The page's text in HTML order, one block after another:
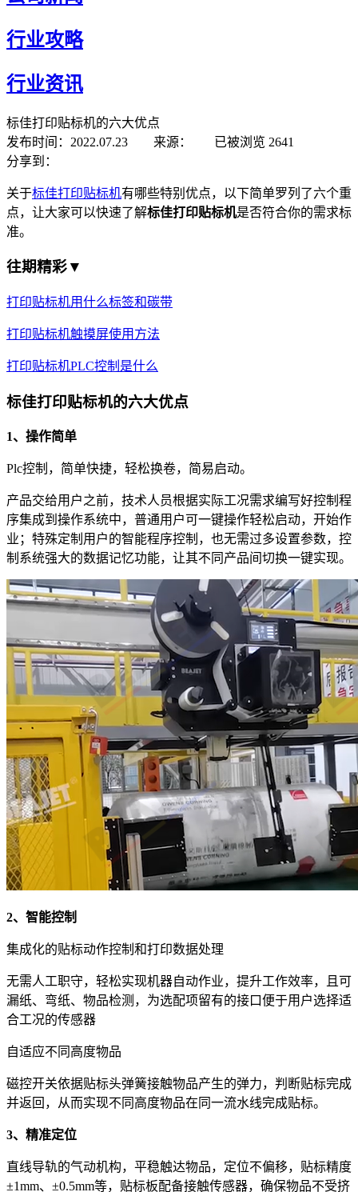
行业攻略
行业资讯
标佳打印贴标机的六大优点
发布时间：2022.07.23 来源：
已被浏览 2641
分享到：
关于标佳打印贴标机有哪些特别优点，以下简单罗列了六个重
点，让大家可以快速了解标佳打印贴标机是否符合你的需求标
准。
往期精彩▼
打印贴标机用什么标签和碳带
打印贴标机触摸屏使用方法
打印贴标机PLC控制是什么
标佳打印贴标机的六大优点
1、操作简单
Plc控制，简单快捷，轻松换卷，简易启动。
产品交给用户之前，技术人员根据实际工况需求编写好控制程
序集成到操作系统中，普通用户可一键操作轻松启动，开始作
业；特殊定制用户的智能程序控制，也无需过多设置参数，控
制系统强大的数据记忆功能，让其不同产品间切换一键实现。
2、智能控制
集成化的贴标动作控制和打印数据处理
无需人工职守，轻松实现机器自动作业，提升工作效率，且可
漏纸、弯纸、物品检测，为选配项留有的接口便于用户选择适
合工况的传感器
自适应不同高度物品
磁控开关依据贴标头弹簧接触物品产生的弹力，判断贴标完成
并返回，从而实现不同高度物品在同一流水线完成贴标。
3、精准定位
直线导轨的气动机构，平稳触达物品，定位不偏移，贴标精度
±1mm、±0.5mm等，贴标板配备接触传感器，确保物品不受挤